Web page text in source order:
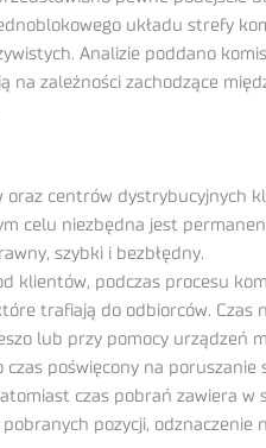
układu strefy
Analizie poddano
na zależności zachodzące
oraz centrów dystrybucyjnych
celu niezbędna jest
szybki i bezbłędny.
klientów, podczas procesu
trafiają do odbiorców. Czas
lub przy pomocy urządzeń
poświęcony na poruszanie
czas pobrań zawiera
pozycji,